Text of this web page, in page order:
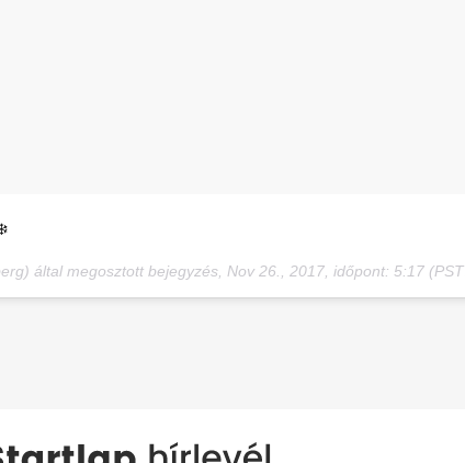
által megosztott bejegyzés, Nov 26., 2017, időpont: 5:17 (PST időzóna szerint)